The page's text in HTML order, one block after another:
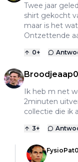
Twee jaar
shirt gekocht
maar is het
Ontzettende
0+
Ik heb m net
2minuten
collectie die ik
3+